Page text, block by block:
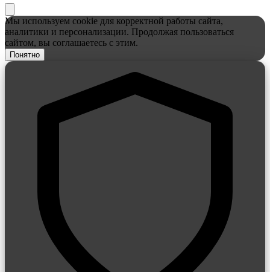
Мы используем cookie для корректной работы сайта,
аналитики и персонализации. Продолжая пользоваться
сайтом, вы соглашаетесь с этим.
Понятно